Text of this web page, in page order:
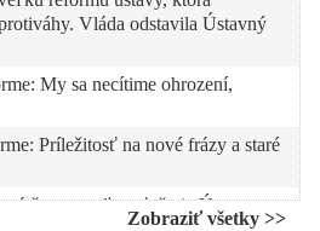
Vláda odstavila Ústavný
My sa necítime ohrození,
Príležitosť na nové frázy a staré
čo vysvetľovať, čo je Ústava
Zobraziť všetky >>